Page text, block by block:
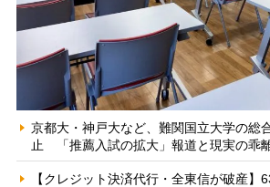
京都大・神戸大など、難関国立大学の総
止 「推薦入試の拡大」報道と現実の乖
【クレジット決済代行・全東信が破産】